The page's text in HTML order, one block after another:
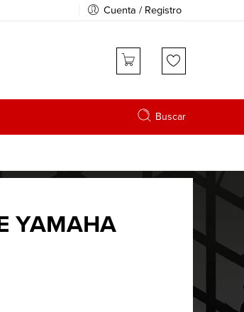
Cuenta / Registro
Buscar
YAMAHA